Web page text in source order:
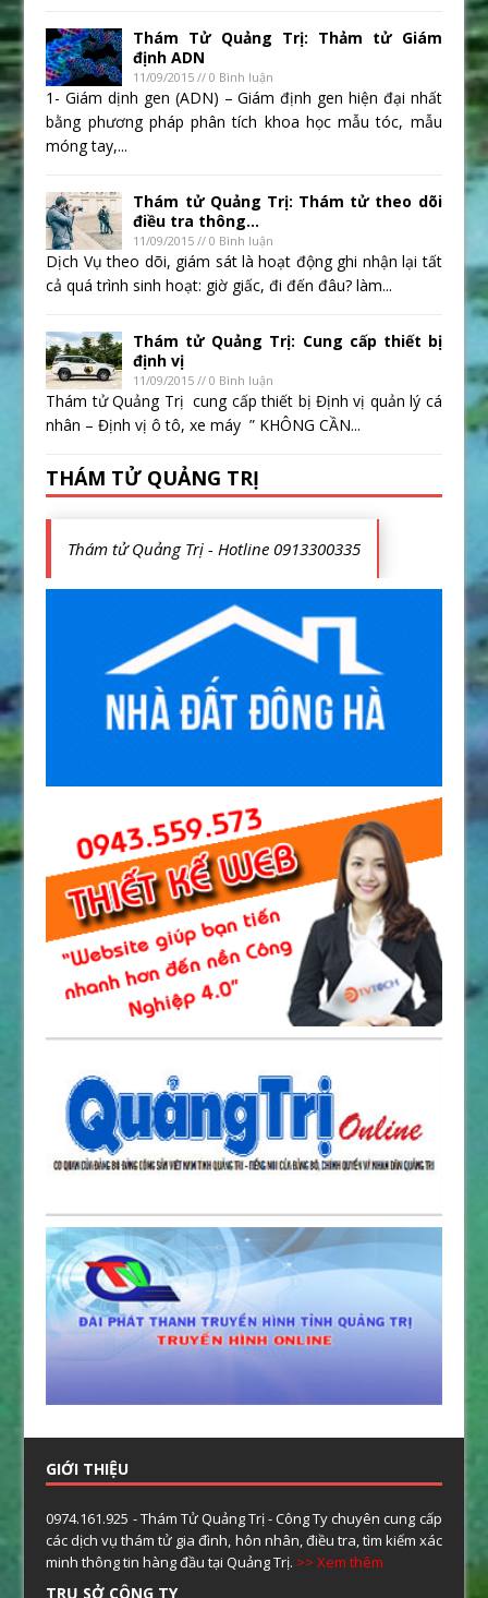
Thám Tử Quảng Trị: Thảm tử Giám
định ADN
11/09/2015 // 0 Bình luận
1- Giám dịnh gen (ADN) – Giám định gen hiện đại nhất
bằng phương pháp phân tích khoa học mẫu tóc, mẫu
móng tay,...
Thám tử Quảng Trị: Thám tử theo dõi
điều tra thông...
11/09/2015 // 0 Bình luận
Dịch Vụ theo dõi, giám sát là hoạt động ghi nhận lại tất
cả quá trình sinh hoạt: giờ giấc, đi đến đâu? làm...
Thám tử Quảng Trị: Cung cấp thiết bị
định vị
11/09/2015 // 0 Bình luận
Thám tử Quảng Trị cung cấp thiết bị Định vị quản lý cá
nhân – Định vị ô tô, xe máy ” KHÔNG CẦN...
THÁM TỬ QUẢNG TRỊ
Thám tử Quảng Trị - Hotline 0913300335
GIỚI THIỆU
0974.161.925 - Thám Tử Quảng Trị - Công Ty chuyên cung cấp
các dịch vụ thám tử gia đình, hôn nhân, điều tra, tìm kiếm xác
minh thông tin hàng đầu tại Quảng Trị. >> Xem thêm
TRỤ SỞ CÔNG TY